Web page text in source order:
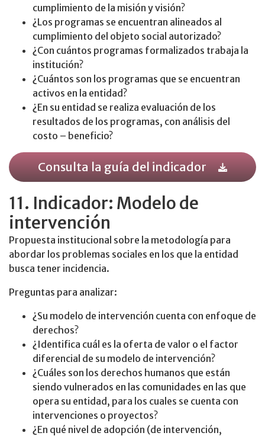
cumplimiento de la misión y visión?
¿Los programas se encuentran alineados al
cumplimiento del objeto social autorizado?
¿Con cuántos programas formalizados trabaja la
institución?
¿Cuántos son los programas que se encuentran
activos en la entidad?
¿En su entidad se realiza evaluación de los
resultados de los programas, con análisis del
costo – beneficio?
Consulta la guía del indicador
11. Indicador: Modelo de
intervención
Propuesta institucional sobre la metodología para
abordar los problemas sociales en los que la entidad
busca tener incidencia.
Preguntas para analizar:
¿Su modelo de intervención cuenta con enfoque de
derechos?
¿Identifica cuál es la oferta de valor o el factor
diferencial de su modelo de intervención?
¿Cuáles son los derechos humanos que están
siendo vulnerados en las comunidades en las que
opera su entidad, para los cuales se cuenta con
intervenciones o proyectos?
¿En qué nivel de adopción (de intervención,